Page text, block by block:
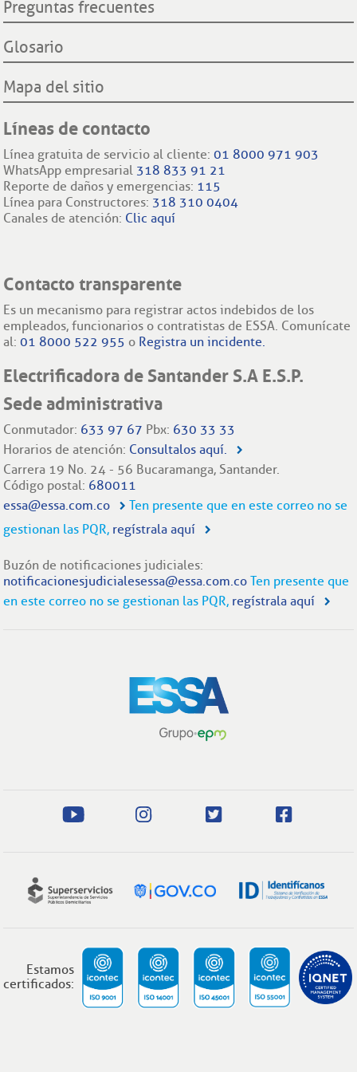
Preguntas frecuentes
Glosario
Mapa del sitio
Líneas de contacto
Línea gratuita de servicio al cliente:01 8000 971 903
WhatsApp empresarial 318 833 91 21
Reporte de daños y emergencias: 115
Línea para Constructores: 318 310 0404
Canales de atención: Clic aquí
Contacto transparente
Es un mecanismo para registrar actos indebidos de los
empleados, funcionarios o contratistas de ESSA. Comunícate
al:01 8000 522 955 o Registra un incidente.
Electrificadora de Santander S.A E.S.P.
Sede administrativa
Conmutador: 633 97 67 Pbx: 630 33 33
Horarios de atención: Consultalos aquí.
Carrera 19 No. 24 - 56 Bucaramanga, Santander.
Código postal: 680011
essa@essa.com.co
Ten presente que en este correo no se
gestionan las PQR, regístrala aquí
Buzón de notificaciones judiciales:
notificacionesjudicialesessa@essa.com.co Ten presente que
en este correo no se gestionan las PQR, regístrala aquí
Estamos
certificados: